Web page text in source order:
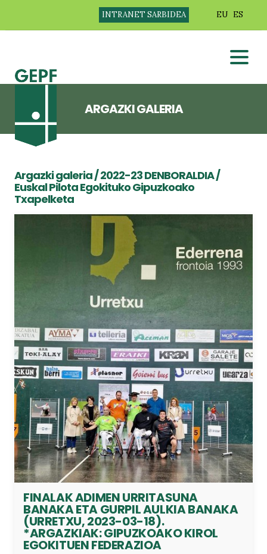
INTRANET SARBIDEA EU ES
ARGAZKI GALERIA
Argazki galeria/2022-23 DENBORALDIA/
Euskal Pilota Egokituko Gipuzkoako
Txapelketa
FINALAK ADIMEN URRITASUNA
BANAKA ETA GURPIL AULKIA BANAKA
(URRETXU, 2023-03-18).
*ARGAZKIAK: GIPUZKOAKO KIROL
EGOKITUEN FEDERAZIOA